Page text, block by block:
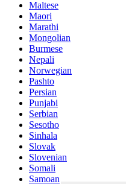
Maltese
Maori
Marathi
Mongolian
Burmese
Nepali
Norwegian
Pashto
Persian
Punjabi
Serbian
Sesotho
Sinhala
Slovak
Slovenian
Somali
Samoan